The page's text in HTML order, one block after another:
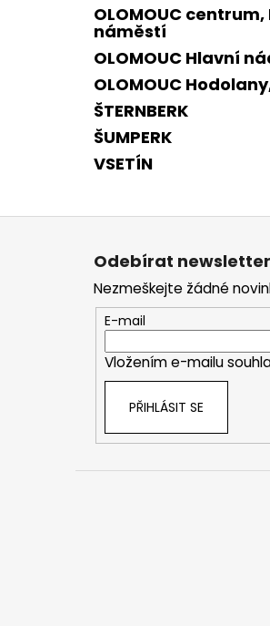
OLOMOUC centrum,
náměstí
OLOMOUC Hlavní
OLOMOUC
ŠTERNBERK
ŠUMPERK
VSETÍN
Z
Odebírat newsletter
Nezmeškejte žádné
E-mail
Vložením e-mailu
PŘIHLÁSIT SE